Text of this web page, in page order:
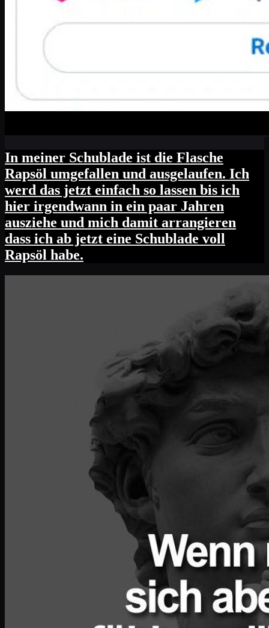
In meiner Schublade ist die Flasche
Rapsöl umgefallen und ausgelaufen. Ich
werd das jetzt einfach so lassen bis ich
hier irgendwann in ein paar Jahren
ausziehe und mich damit arrangieren
dass ich ab jetzt eine Schublade voll
Rapsöl habe.